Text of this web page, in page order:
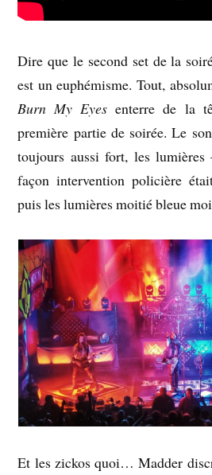
Dire que le second set de la
est un euphémisme. Tout,
Burn My Eyes enterre de la
première partie de soirée. Le
toujours aussi fort, les lumières
façon intervention policière
puis les lumières moitié bleue
Et les zickos quoi… Madder